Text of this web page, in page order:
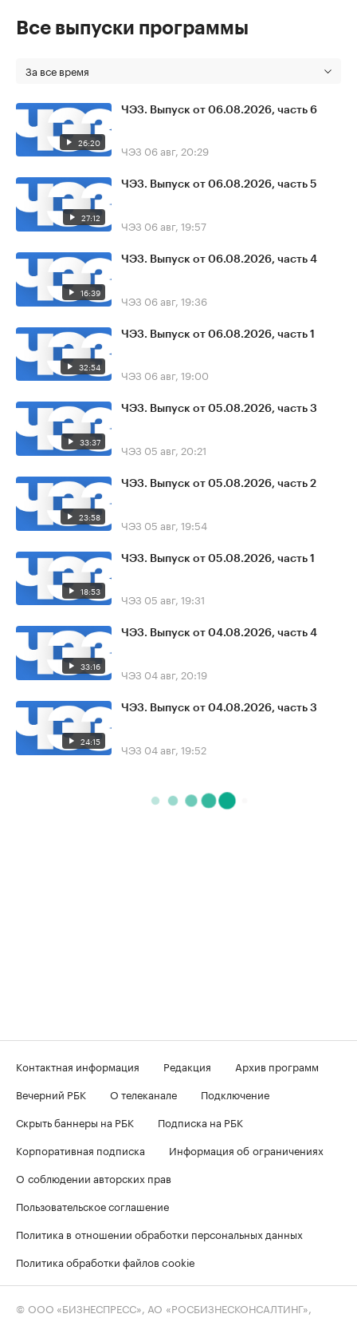
Все выпуски программы
За все время
26:20
ЧЭЗ. Выпуск от 06.08.2026, часть 6
ЧЭЗ 06 авг, 20:29
27:12
ЧЭЗ. Выпуск от 06.08.2026, часть 5
ЧЭЗ 06 авг, 19:57
16:39
ЧЭЗ. Выпуск от 06.08.2026, часть 4
ЧЭЗ 06 авг, 19:36
32:54
ЧЭЗ. Выпуск от 06.08.2026, часть 1
ЧЭЗ 06 авг, 19:00
33:37
ЧЭЗ. Выпуск от 05.08.2026, часть 3
ЧЭЗ 05 авг, 20:21
23:58
ЧЭЗ. Выпуск от 05.08.2026, часть 2
ЧЭЗ 05 авг, 19:54
18:53
ЧЭЗ. Выпуск от 05.08.2026, часть 1
ЧЭЗ 05 авг, 19:31
33:16
ЧЭЗ. Выпуск от 04.08.2026, часть 4
ЧЭЗ 04 авг, 20:19
24:15
ЧЭЗ. Выпуск от 04.08.2026, часть 3
ЧЭЗ 04 авг, 19:52
Контактная информация Редакция
Архив программ
Вечерний РБК
О телеканале
Подключение
Скрыть баннеры на РБК
Подписка на РБК
Корпоративная подписка
Информация об ограничениях
О соблюдении авторских прав
Пользовательское соглашение
Политика в отношении обработки персональных данных
Политика обработки файлов cookie
© ООО «БИЗНЕСПРЕСС», АО «РОСБИЗНЕСКОНСАЛТИНГ»,